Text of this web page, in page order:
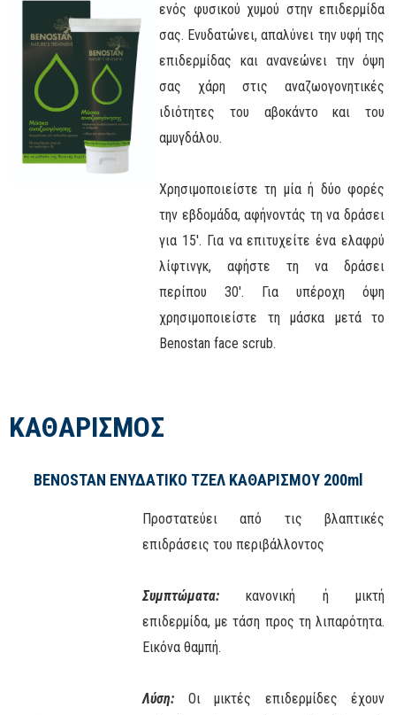
ενός φυσικού χυμού στην επιδερμίδα
σας. Ενυδατώνει, απαλύνει την υφή της
επιδερμίδας και ανανεώνει την όψη
σας χάρη στις αναζωογονητικές
ιδιότητες του αβοκάντο και του
αμυγδάλου.
Χρησιμοποιείστε τη μία ή δύο φορές
την εβδομάδα, αφήνοντάς τη να δράσει
για 15'. Για να επιτυχείτε ένα ελαφρύ
λίφτινγκ, αφήστε τη να δράσει
περίπου 30'. Για υπέροχη όψη
χρησιμοποιείστε τη μάσκα μετά το
Benostan face scrub.
ΚΑΘΑΡΙΣΜΟΣ
BENOSTAN ΕΝΥΔΑΤΙΚΟ ΤΖΕΛ ΚΑΘΑΡΙΣΜΟΥ 200ml
Προστατεύει από τις βλαπτικές
επιδράσεις του περιβάλλοντος
Συμπτώματα:κανονική ή μικτή
επιδερμίδα, με τάση προς τη λιπαρότητα.
Εικόνα θαμπή.
Λύση: Οι μικτές επιδερμίδες έχουν